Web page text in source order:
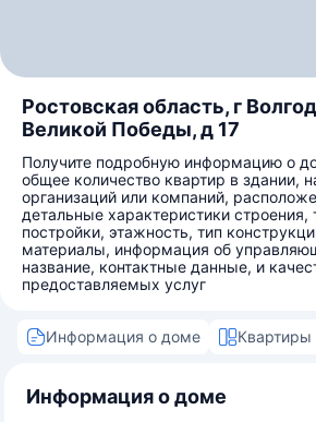
Ростовская область, г
Великой Победы, д 17
Получите подробную информацию о
общее количество квартир в здании,
организаций или компаний,
детальные характеристики строения,
постройки, этажность, тип
материалы, информация об
название, контактные данные, и
предоставляемых услуг
Информация о доме Квартиры
Информация о доме